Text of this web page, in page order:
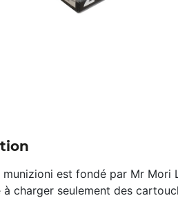
munizioni est fondé par Mr Mori
à charger seulement des